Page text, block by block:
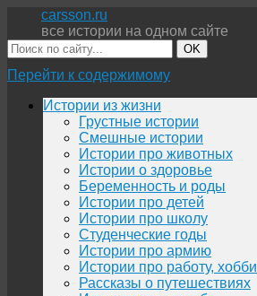
carsson.ru
все истории на одном сайте
OK
Перейти к содержимому
Истории из жизни
Грустные истории
Смешные истории
Истории про животных
Истории о здоровье
Беременность и роды
Истории про детей
Истории про школу
Студенческие годы
Истории про армию
Истории про работу, хобби
Рассказы о путешествиях